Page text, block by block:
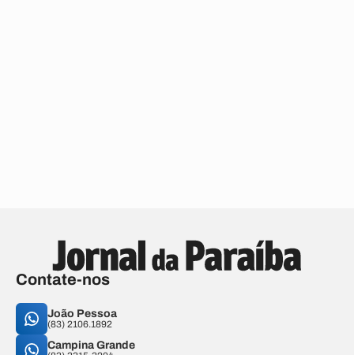
Contate-nos
João Pessoa
(83) 2106.1892
Campina Grande